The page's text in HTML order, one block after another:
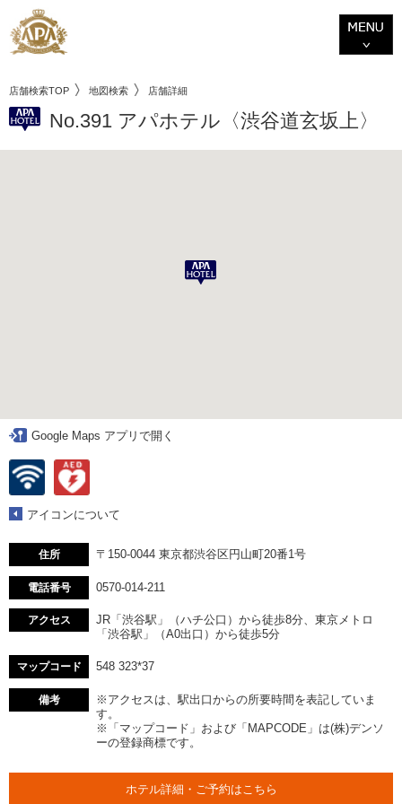
店舗検索TOP 地図検索 店舗詳細
No.391 アパホテル〈渋谷道玄坂上〉
Google Maps アプリで開く
アイコンについて
住所 〒150-0044 東京都渋谷区円山町20番1号
電話番号 0570-014-211
アクセス
JR「渋谷駅」（ハチ公口）から徒歩8分、東京メトロ
「渋谷駅」（A0出口）から徒歩5分
マップコード 548 323*37
備考
※アクセスは、駅出口からの所要時間を表記していま
す。
※「マップコード」および「MAPCODE」は(株)デンソ
ーの登録商標です。
ホテル詳細・ご予約はこちら